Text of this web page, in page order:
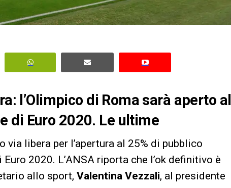
l’Olimpico di Roma sarà aperto al
di Euro 2020. Le ultime
via libera per l’apertura al 25% di pubblico
2020. L’ANSA riporta che l’ok definitivo è
allo sport, Valentina Vezzali, al presidente